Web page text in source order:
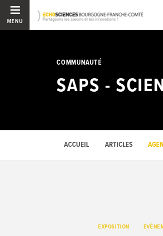
MENU
COMMUNAUTÉ
SAPS -
ACCUEIL ARTICLES
EXPOSITION